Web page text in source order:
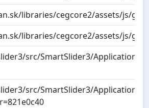
libraries/cegcore2/assets/js/
libraries/cegcore2/assets/js/
src/SmartSlider3/Application/
src/SmartSlider3/Application/